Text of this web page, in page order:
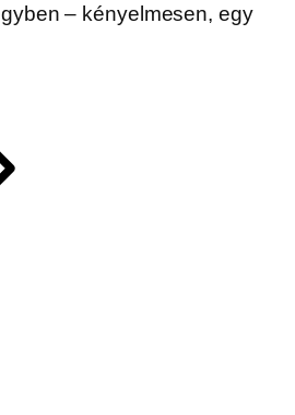
– kényelmesen, egy